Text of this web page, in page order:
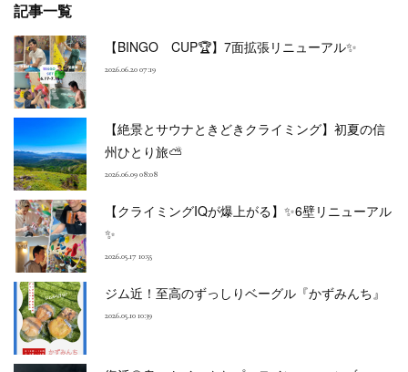
記事一覧
【BINGO CUP🏆】7面拡張リニューアル✨
2026.06.20 07:19
【絶景とサウナときどきクライミング】初夏の信
州ひとり旅⛅
2026.06.09 08:08
【クライミングIQが爆上がる】✨6壁リニューアル
✨
2026.05.17 10:55
ジム近！至高のずっしりベーグル『かずみんち』
2026.05.10 10:39